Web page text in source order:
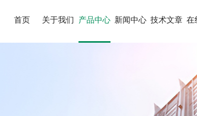
首页 关于我们 产品中心 新闻中心 技术文章 在